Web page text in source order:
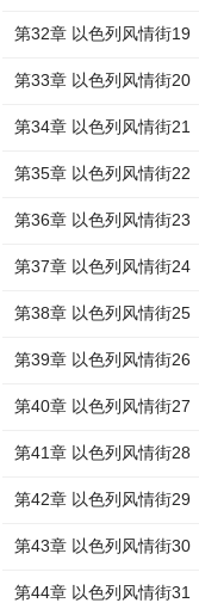
第32章 以色列风情街19
第33章 以色列风情街20
第34章 以色列风情街21
第35章 以色列风情街22
第36章 以色列风情街23
第37章 以色列风情街24
第38章 以色列风情街25
第39章 以色列风情街26
第40章 以色列风情街27
第41章 以色列风情街28
第42章 以色列风情街29
第43章 以色列风情街30
第44章 以色列风情街31